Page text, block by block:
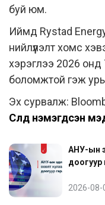
буй юм.
Иймд Rystad
нийлүүлэлт хомс
хэрэглээ 2026
боломжтой гэж
Эх сурвалж:
Сүүлд нэмэгдсэн
АНУ-ын
доогуур
2026-08-